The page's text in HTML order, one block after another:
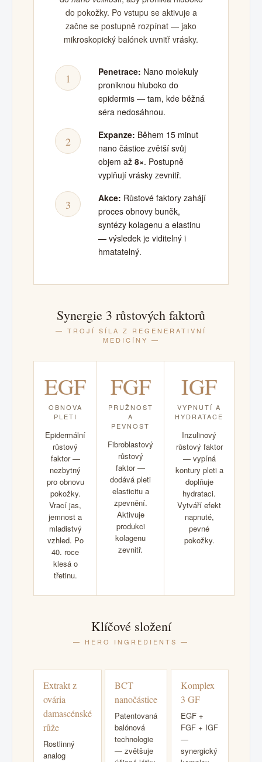
do pokožky. Po vstupu se aktivuje a
začne se postupně rozpínat — jako
mikroskopický balónek uvnitř vrásky.
1 Penetrace: Nano molekuly
proniknou hluboko do
epidermis — tam, kde běžná
séra nedosáhnou.
2 Expanze: Během 15 minut
nano částice zvětší svůj
objem až 8×. Postupně
vyplňují vrásky zevnitř.
3 Akce: Růstové faktory zahájí
proces obnovy buněk,
syntézy kolagenu a elastinu
— výsledek je viditelný i
hmatatelný.
Synergie 3 růstových faktorů
— TROJÍ SÍLA Z REGENERATIVNÍ
MEDICÍNY —
EGF
OBNOVA
PLETI
Epidermální
růstový
faktor —
nezbytný
pro obnovu
pokožky.
Vrací jas,
jemnost a
mladistvý
vzhled. Po
40. roce
klesá o
třetinu.
FGF
PRUŽNOST
A
PEVNOST
Fibroblastový
růstový
faktor —
dodává pleti
elasticitu a
zpevnění.
Aktivuje
produkci
kolagenu
zevnitř.
IGF
VYPNUTÍ A
HYDRATACE
Inzulinový
růstový faktor
— vypíná
kontury pleti a
doplňuje
hydrataci.
Vytváří efekt
napnuté,
pevné
pokožky.
Klíčové složení
— HERO INGREDIENTS —
Extrakt z
ovária
damascénské
růže
Rostlinný
analog
BCT
nanočástice
Patentovaná
balónová
technologie
— zvětšuje
Komplex
3 GF
EGF +
FGF + IGF
—
synergický